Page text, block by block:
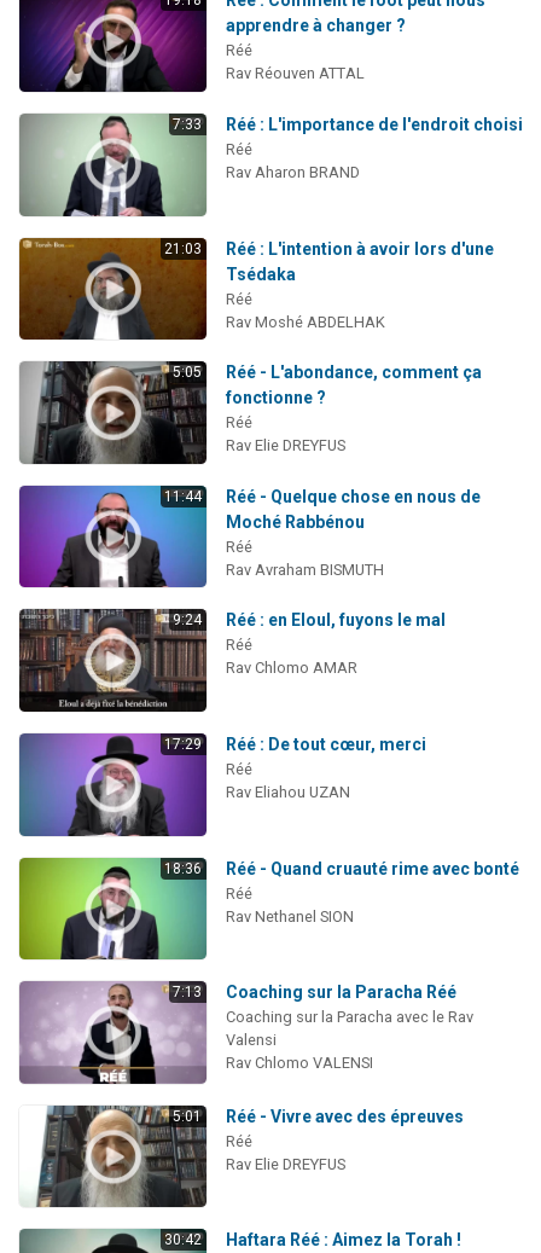
apprendre à changer ?
Réé
Rav Réouven ATTAL
7:33 Réé : L'importance de l'endroit choisi
Réé
Rav Aharon BRAND
21:03
Réé : L'intention à avoir lors d'une
Tsédaka
Réé
Rav Moshé ABDELHAK
5:05
Réé - L'abondance, comment ça
fonctionne ?
Réé
Rav Elie DREYFUS
11:44
Réé - Quelque chose en nous de
Moché Rabbénou
Réé
Rav Avraham BISMUTH
9:24 Réé : en Eloul, fuyons le mal
Réé
Rav Chlomo AMAR
17:29 Réé : De tout cœur, merci
Réé
Rav Eliahou UZAN
18:36 Réé - Quand cruauté rime avec bonté
Réé
Rav Nethanel SION
7:13 Coaching sur la Paracha Réé
Coaching sur la Paracha avec le Rav
Valensi
Rav Chlomo VALENSI
5:01 Réé - Vivre avec des épreuves
Réé
Rav Elie DREYFUS
30:42 Haftara Réé : Aimez la Torah !